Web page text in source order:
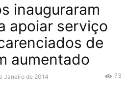
inauguraram
apoiar serviço
de
aumentado
Janeiro de 2014 73